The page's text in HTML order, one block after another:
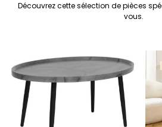
Découvrez cette sélection de pièces
vous.